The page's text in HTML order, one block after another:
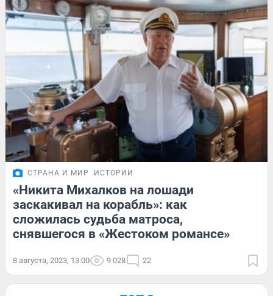
СТРАНА И МИР ИСТОРИИ
«Никита Михалков на лошади
заскакивал на корабль»: как
сложилась судьба матроса,
снявшегося в «Жестоком романсе»
8 августа, 2023, 13:00 9 028 22